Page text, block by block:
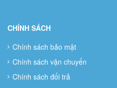
CHÍNH SÁCH
Chính sách bảo mật
Chính sách vận chuyển
Chính sách đổi trả